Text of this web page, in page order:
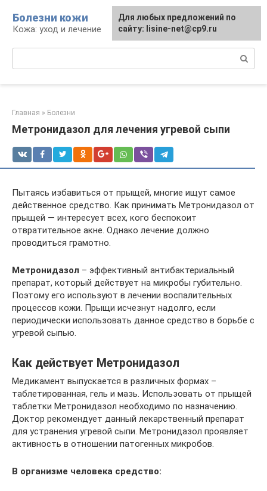
контенту
Болезни кожи
Кожа: уход и лечение
Главная » Болезни
Метронидазол для лечения угревой сыпи
Пытаясь избавиться от прыщей, многие ищут самое
действенное средство. Как принимать Метронидазол от
прыщей — интересует всех, кого беспокоит
отвратительное акне. Однако лечение должно
проводиться грамотно.
Метронидазол – эффективный антибактериальный
препарат, который действует на микробы губительно.
Поэтому его используют в лечении воспалительных
процессов кожи. Прыщи исчезнут надолго, если
периодически использовать данное средство в борьбе с
угревой сыпью.
Как действует Метронидазол
Медикамент выпускается в различных формах –
таблетированная, гель и мазь. Использовать от прыщей
таблетки Метронидазол необходимо по назначению.
Доктор рекомендует данный лекарственный препарат
для устранения угревой сыпи. Метронидазол проявляет
активность в отношении патогенных микробов.
В организме человека средство:
Для любых предложений по
сайту: lisine-net@cp9.ru